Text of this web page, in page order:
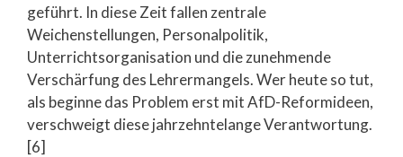
geführt. In diese Zeit fallen zentrale
Weichenstellungen, Personalpolitik,
Unterrichtsorganisation und die zunehmende
Verschärfung des Lehrermangels. Wer heute so tut,
als beginne das Problem erst mit AfD-Reformideen,
verschweigt diese jahrzehntelange Verantwortung.
[6]